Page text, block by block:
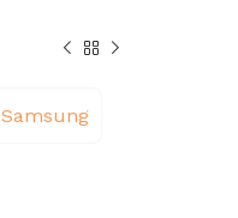
Samsung